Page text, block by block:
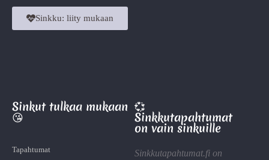
Sinkku: liity mukaan
Sinkut tulkaa mukaan
😘
Tapahtumat
💞
Sinkkutapahtumat
on vain sinkuille
Sinkkutapahtumat.fi on